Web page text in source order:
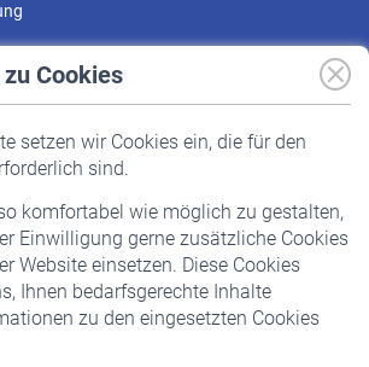
Cookies
setzen wir Cookies ein, die für den
sind.
komfortabel wie möglich zu gestalten,
Einwilligung gerne zusätzliche Cookies
Website einsetzen. Diese Cookies
Ihnen bedarfsgerechte Inhalte
zu den eingesetzten Cookies